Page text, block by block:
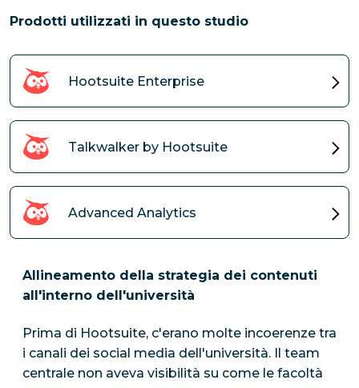
Prodotti utilizzati in questo studio
Hootsuite Enterprise
Talkwalker by Hootsuite
Advanced Analytics
Allineamento della strategia dei contenuti
all'interno dell'università
Prima di Hootsuite, c'erano molte incoerenze tra
i canali dei social media dell'università. Il team
centrale non aveva visibilità su come le facoltà